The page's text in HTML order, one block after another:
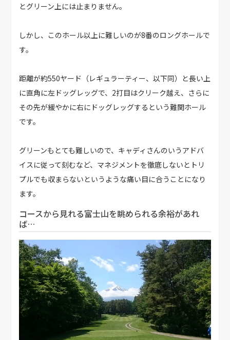
とグリーン上には止まりません。
しかし、このホール以上に難しいのが8番のロングホールで
す。
距離が約550ヤード（レギュラーティー、以下同）と長い上
に直角に左ドッグレッグで、2打目はクリーク越え、さらに
その先が緩やかに右にドッグレッグするという難関ホール
です。
グリーンもとても難しいので、キャディさんのいうアドバ
イスに従って刻むなど、マネジメントを徹底しないとトリ
プルでも収まらないというような痛い目に合うことになり
ます。
コースから見れる富士山を眺められる余裕があれ
ば…